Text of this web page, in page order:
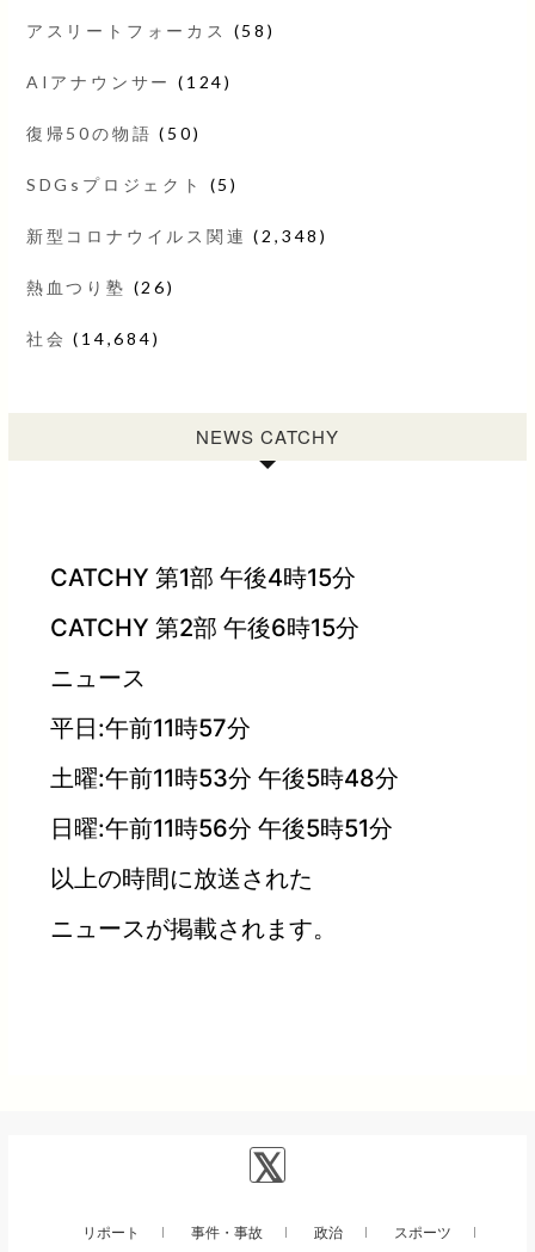
アスリートフォーカス (58)
AIアナウンサー (124)
復帰50の物語 (50)
SDGsプロジェクト (5)
新型コロナウイルス関連 (2,348)
熱血つり塾 (26)
社会 (14,684)
NEWS CATCHY
CATCHY 第1部 午後4時15分
CATCHY 第2部 午後6時15分
ニュース
平日:午前11時57分
土曜:午前11時53分 午後5時48分
日曜:午前11時56分 午後5時51分
以上の時間に放送された
ニュースが掲載されます。
リポート 事件・事故 政治 スポーツ